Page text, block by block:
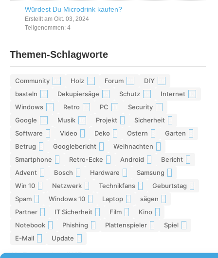
Würdest Du Microdrink kaufen?
Erstellt am Okt. 03, 2024
Teilgenommen: 4
Themen-Schlagworte
Community Holz Forum DIY
basteln Dekupiersäge Schutz Internet
Windows Retro PC Security
Google Musik Projekt Sicherheit
Software Video Deko Ostern Garten
Betrug Googlebericht Weihnachten
Smartphone Retro-Ecke Android Bericht
Advent Bosch Hardware Samsung
Win 10 Netzwerk Technikfans Geburtstag
Spam Windows 10 Laptop sägen
Partner IT Sicherheit Film Kino
Notebook Phishing Plattenspieler Spiel
E-Mail Update
Alle Tags anzeigen (1197)